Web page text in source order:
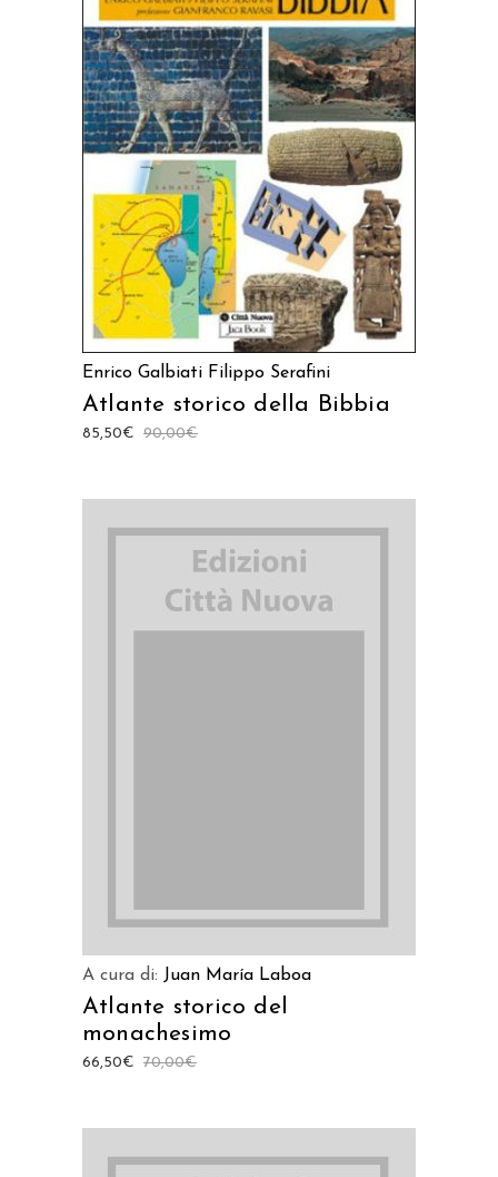
AGGIUNGI AL CARRELLO
Enrico Galbiati Filippo Serafini
Atlante storico della Bibbia
90,00€
85,50€
A cura di: Juan María Laboa
Atlante storico del
monachesimo
70,00€
66,50€